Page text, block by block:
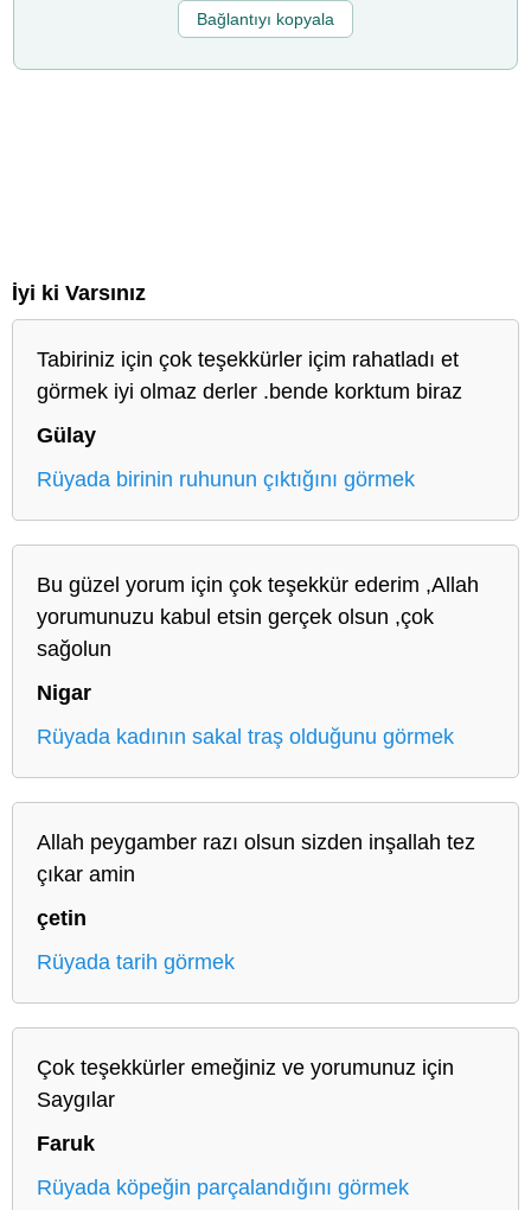
Bağlantıyı kopyala
İyi ki Varsınız
Tabiriniz için çok teşekkürler içim rahatladı et
görmek iyi olmaz derler .bende korktum biraz
Gülay
Rüyada birinin ruhunun çıktığını görmek
Bu güzel yorum için çok teşekkür ederim ,Allah
yorumunuzu kabul etsin gerçek olsun ,çok
sağolun
Nigar
Rüyada kadının sakal traş olduğunu görmek
Allah peygamber razı olsun sizden inşallah tez
çıkar amin
çetin
Rüyada tarih görmek
Çok teşekkürler emeğiniz ve yorumunuz için
Saygılar
Faruk
Rüyada köpeğin parçalandığını görmek